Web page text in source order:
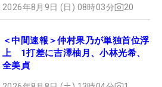
2026年8月9日 (日) 08時03分 20
＜中間速報＞仲村果乃が単独首位浮
上 1打差に吉澤柚月、小林光希、
全美貞